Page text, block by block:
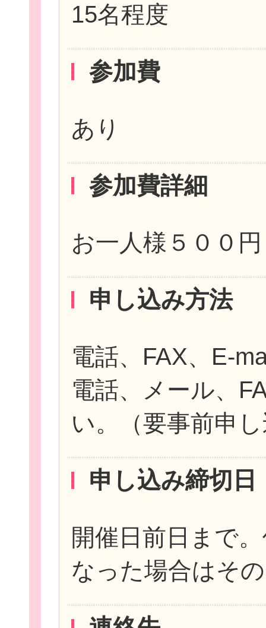
15名程度
参加費
あり
参加費詳細
お一人様５００円
申し込み方法
電話、FAX、E-
電話、メール、
い。（要事前申
申し込み締切日
開催日前日まで
なった場合はそ